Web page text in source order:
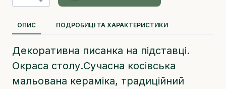
ОПИС ПОДРОБИЦІ ТА ХАРАКТЕРИСТИКИ
Декоративна писанка на підставці.
Окраса столу.Сучасна косівська
мальована кераміка, традиційний